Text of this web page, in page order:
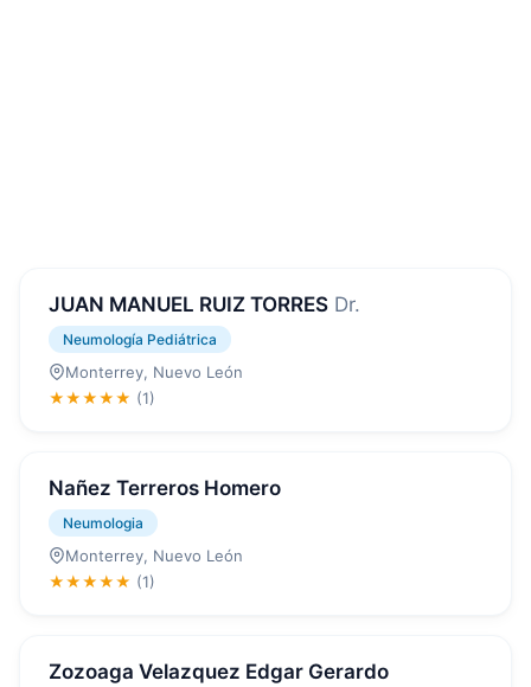
JUAN MANUEL RUIZ TORRES Dr.
Neumología Pediátrica
Monterrey, Nuevo León
★★★★★ (1)
Nañez Terreros Homero
Neumologia
Monterrey, Nuevo León
★★★★★ (1)
Zozoaga Velazquez Edgar Gerardo